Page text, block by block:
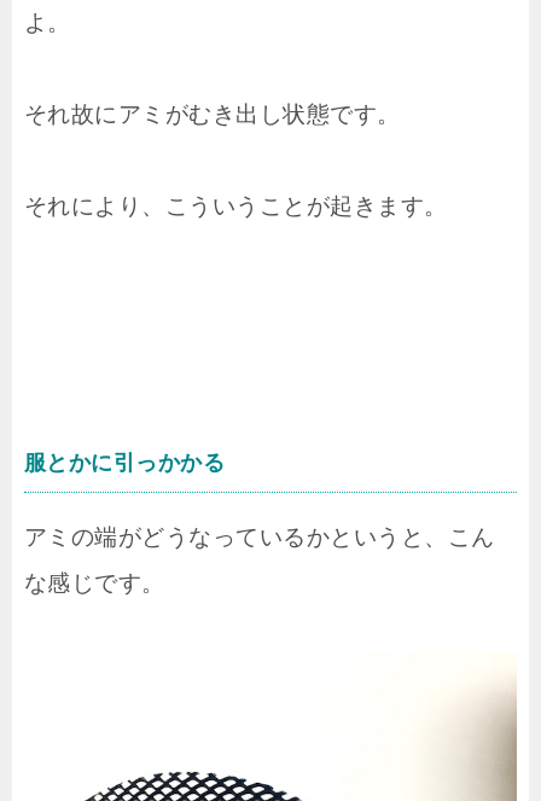
よ。
それ故にアミがむき出し状態です。
それにより、こういうことが起きます。
服とかに引っかかる
アミの端がどうなっているかというと、こん
な感じです。